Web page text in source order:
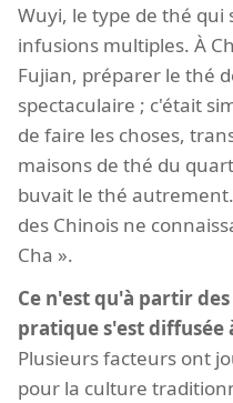
Wuyi, le type de thé qui
infusions multiples. À
Fujian, préparer le thé
spectaculaire ; c'était
de faire les choses,
maisons de thé du
buvait le thé
des Chinois ne
Cha ».
Ce n'est qu'à partir
pratique s'est diffusée
Plusieurs facteurs ont
pour la culture